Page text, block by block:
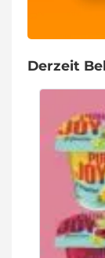
Derzeit